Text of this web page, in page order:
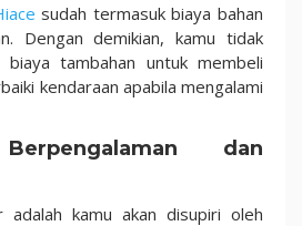
sudah termasuk biaya bahan
Dengan demikian, kamu tidak
biaya tambahan untuk membeli
kendaraan apabila mengalami
dan
adalah kamu akan disupiri oleh